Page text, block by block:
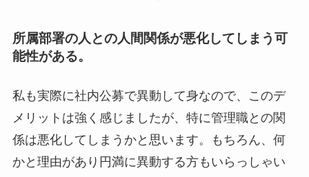
所属部署の人との人間関係が悪化してしまう可
能性がある。
私も実際に社内公募で異動して身なので、このデ
メリットは強く感じましたが、特に管理職との関
係は悪化してしまうかと思います。もちろん、何
かと理由があり円満に異動する方もいらっしゃい